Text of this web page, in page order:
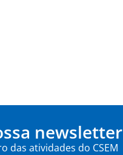
newsletter
das atividades do CSEM